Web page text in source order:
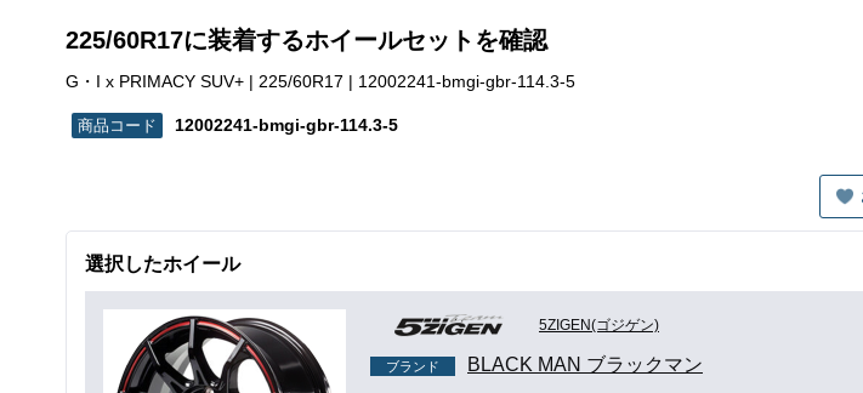
225/60R17に装着するホイールセットを確認
G・I x PRIMACY SUV+ | 225/60R17 | 12002241-bmgi-gbr-114.3-5
12002241-bmgi-gbr-114.3-5
選択したホイール
5ZIGEN(ゴジゲン)
ブランド BLACK MAN ブラックマン